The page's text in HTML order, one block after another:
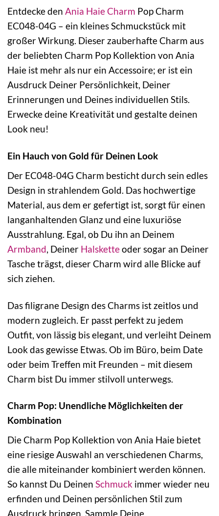
Entdecke den Ania HaieCharm Pop Charm
EC048-04G – ein kleines Schmuckstück mit
großer Wirkung. Dieser zauberhafte Charm aus
der beliebten Charm Pop Kollektion von Ania
Haie ist mehr als nur ein Accessoire; er ist ein
Ausdruck Deiner Persönlichkeit, Deiner
Erinnerungen und Deines individuellen Stils.
Erwecke deine Kreativität und gestalte deinen
Look neu!
Ein Hauch von Gold für Deinen Look
Der EC048-04G Charm besticht durch sein edles
Design in strahlendem Gold. Das hochwertige
Material, aus dem er gefertigt ist, sorgt für einen
langanhaltenden Glanz und eine luxuriöse
Ausstrahlung. Egal, ob Du ihn an Deinem
Armband , Deiner Halsketteoder sogar an Deiner
Tasche trägst, dieser Charm wird alle Blicke auf
sich ziehen.
Das filigrane Design des Charms ist zeitlos und
modern zugleich. Er passt perfekt zu jedem
Outfit, von lässig bis elegant, und verleiht Deinem
Look das gewisse Etwas. Ob im Büro, beim Date
oder beim Treffen mit Freunden – mit diesem
Charm bist Du immer stilvoll unterwegs.
Charm Pop: Unendliche Möglichkeiten der
Kombination
Die Charm Pop Kollektion von Ania Haie bietet
eine riesige Auswahl an verschiedenen Charms,
die alle miteinander kombiniert werden können.
So kannst Du Deinen Schmuck immer wieder neu
erfinden und Deinen persönlichen Stil zum
Ausdruck bringen. Sammle Deine